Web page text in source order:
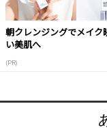
朝クレンジングでメイク
い美肌へ
(PR)